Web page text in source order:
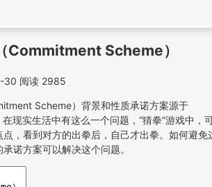
Commitment Scheme）
30 阅读 2985
Scheme）背景和性质承诺方案源于
现实生活中有这么一个问题，“猜拳”游戏中，
，看到对方的出拳后，自己才出拳。如何避免
诺方案可以解决这个问题。